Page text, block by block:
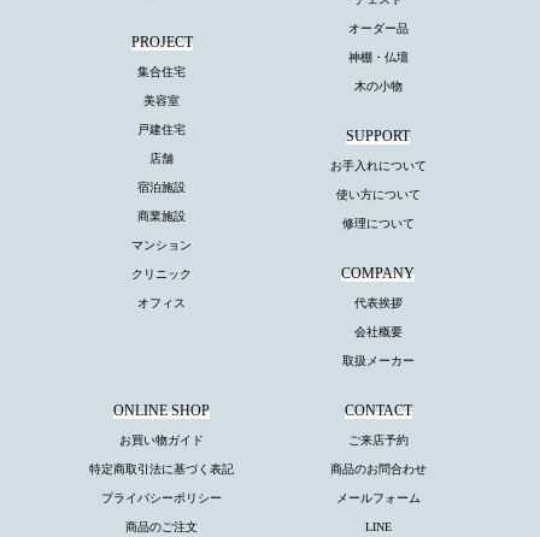
オーダー品
神棚・仏壇
木の小物
PROJECT
集合住宅
美容室
戸建住宅
店舗
宿泊施設
商業施設
マンション
クリニック
オフィス
SUPPORT
お手入れについて
使い方について
修理について
COMPANY
代表挨拶
会社概要
取扱メーカー
CONTACT
ご来店予約
商品のお問合わせ
メールフォーム
LINE
ONLINE SHOP
お買い物ガイド
特定商取引法に基づく表記
プライバシーポリシー
商品のご注文